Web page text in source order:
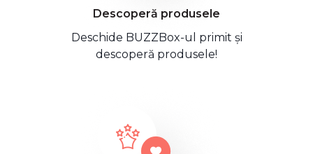
Descoperă produsele
Deschide BUZZBox-ul primit și
descoperă produsele!